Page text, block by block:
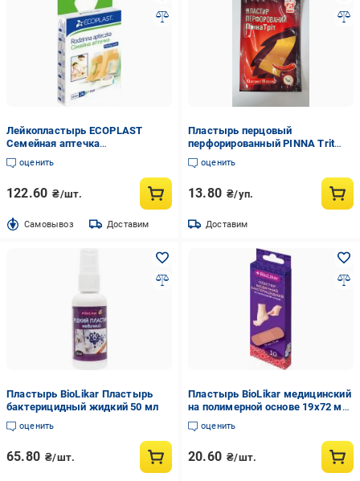
Лейкопластырь ECOPLAST
Семейная аптечка
нестерильные 25 шт.
оценить
122.60 ₴/шт.
Cамовывоз Доставим
Пластырь перцовый
перфорированный PINNA Trit
10x18 см (1658647904)
оценить
13.80 ₴/уп.
Доставим
Пластырь BioLikar Пластырь
бактерицидный жидкий 50 мл
оценить
65.80 ₴/шт.
Пластырь BioLikar медицинский
на полимерной основе 19x72 мм
стерильные 10 шт.
оценить
20.60 ₴/шт.